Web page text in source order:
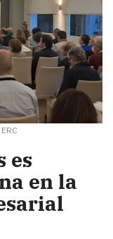
ERC
es
en la